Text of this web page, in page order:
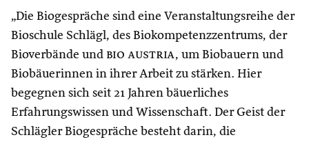
„Die Biogespräche sind eine Veranstaltungsreihe der
Bioschule Schlägl, des Biokompetenzzentrums, der
Bioverbände und bio austria, um Biobauern und
Biobäuerinnen in ihrer Arbeit zu stärken. Hier
begegnen sich seit 21 Jahren bäuerliches
Erfahrungswissen und Wissenschaft. Der Geist der
Schlägler Biogespräche besteht darin, die